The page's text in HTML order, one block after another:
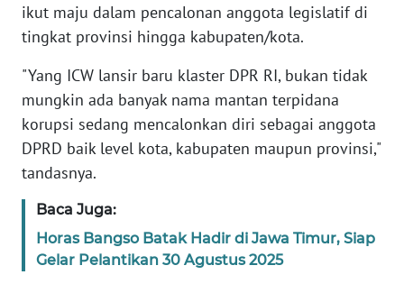
ikut maju dalam pencalonan anggota legislatif di
tingkat provinsi hingga kabupaten/kota.
"Yang ICW lansir baru klaster DPR RI, bukan tidak
mungkin ada banyak nama mantan terpidana
korupsi sedang mencalonkan diri sebagai anggota
DPRD baik level kota, kabupaten maupun provinsi,"
tandasnya.
Baca Juga:
Horas Bangso Batak Hadir di Jawa Timur, Siap
Gelar Pelantikan 30 Agustus 2025
DISCLAIMER
Wahana
Regional
WN
SUMUT
WN
JAKARTA